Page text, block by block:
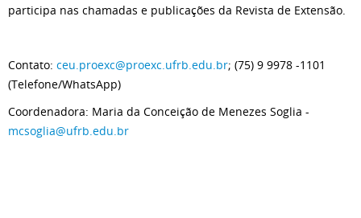
participa nas chamadas e publicações da Revista de Extensão.
Contato: ceu.proexc@proexc.ufrb.edu.br; (75) 9 9978 -1101
(Telefone/WhatsApp)
Coordenadora: Maria da Conceição de Menezes Soglia -
mcsoglia@ufrb.edu.br